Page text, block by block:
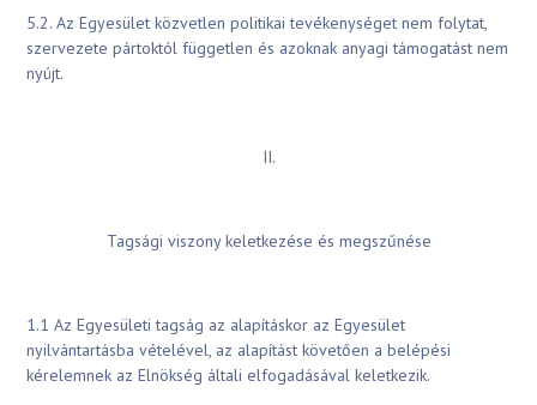
5.2. Az Egyesület közvetlen politikai tevékenységet nem folytat,
szervezete pártoktól független és azoknak anyagi támogatást nem
nyújt.
II.
Tagsági viszony keletkezése és megszűnése
1.1 Az Egyesületi tagság az alapításkor az Egyesület
nyilvántartásba vételével, az alapítást követően a belépési
kérelemnek az Elnökség általi elfogadásával keletkezik.